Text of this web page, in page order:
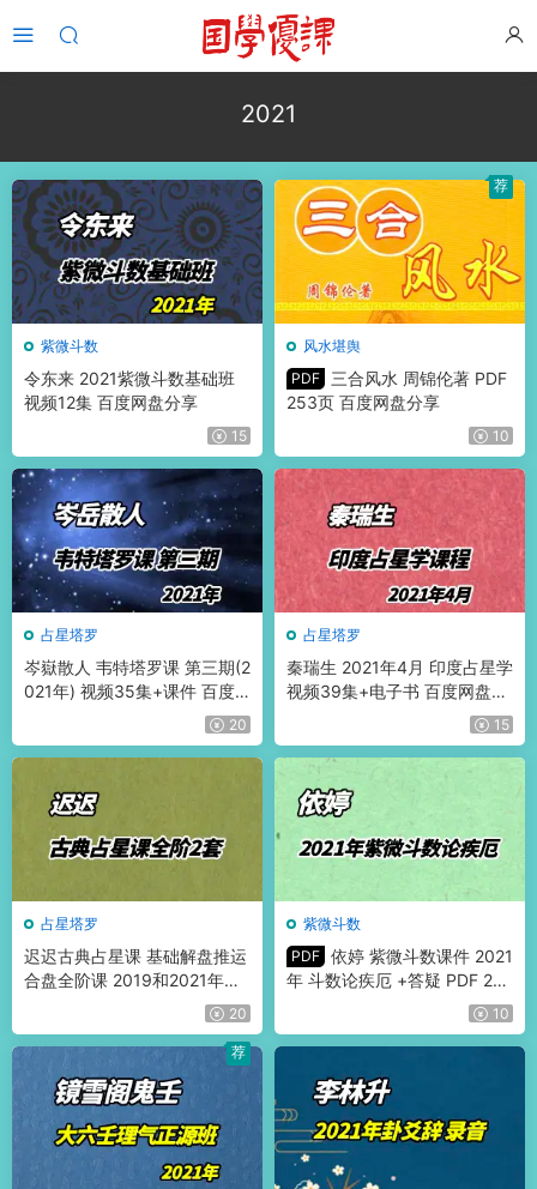
2021
紫微斗数
令东来 2021紫微斗数基础班
视频12集 百度网盘分享
15
风水堪舆
PDF
三合风水 周锦伦著 PDF
253页 百度网盘分享
10
荐
占星塔罗
岑嶽散人 韦特塔罗课 第三期(2
021年) 视频35集+课件 百度
20
占星塔罗
秦瑞生 2021年4月 印度占星学
视频39集+电子书 百度网盘分
15
占星塔罗
迟迟古典占星课 基础解盘推运
合盘全阶课 2019和2021年两
20
紫微斗数
PDF 依婷 紫微斗数课件 2021
年 斗数论疾厄 +答疑 PDF 242
10
荐